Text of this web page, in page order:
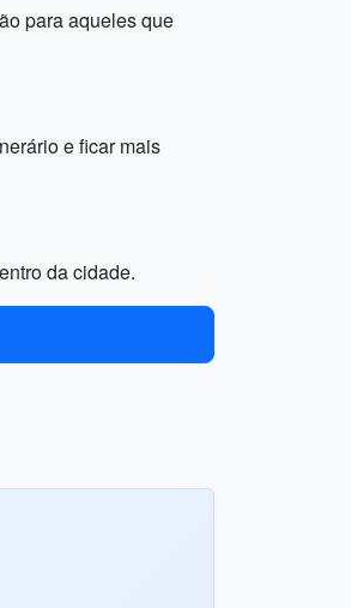
para aqueles que
e ficar mais
da cidade.